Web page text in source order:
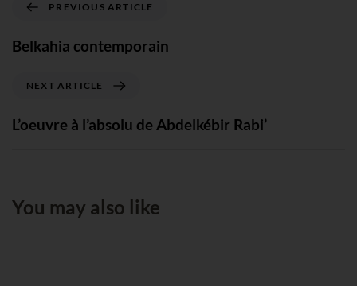
PREVIOUS ARTICLE
Belkahia contemporain
NEXT ARTICLE
L’oeuvre à l’absolu de Abdelkébir Rabi’
You may also like